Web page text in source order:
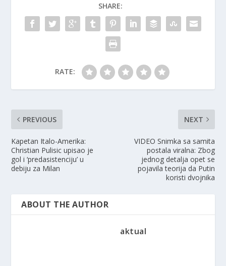
SHARE:
RATE:
PREVIOUS
Kapetan Italo-Amerika:
Christian Pulisic upisao je
gol i ‘predasistenciju’ u
debiju za Milan
NEXT
VIDEO Snimka sa samita
postala viralna: Zbog
jednog detalja opet se
pojavila teorija da Putin
koristi dvojnika
ABOUT THE AUTHOR
aktual